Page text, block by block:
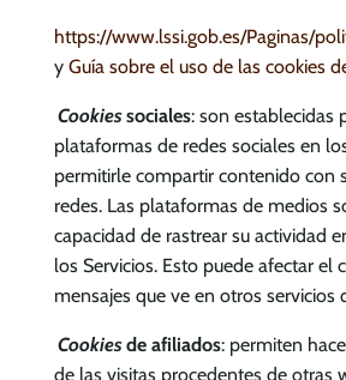
https://www.lssi.gob.es/Paginas/
y Guía sobre el uso de las cookies
Cookiessociales: son establecidas
plataformas de redes sociales en
permitirle compartir contenido con
redes. Las plataformas de medios
capacidad de rastrear su actividad
los Servicios. Esto puede afectar el
mensajes que ve en otros servicios
Cookiesde afiliados: permiten
de las visitas procedentes de otras